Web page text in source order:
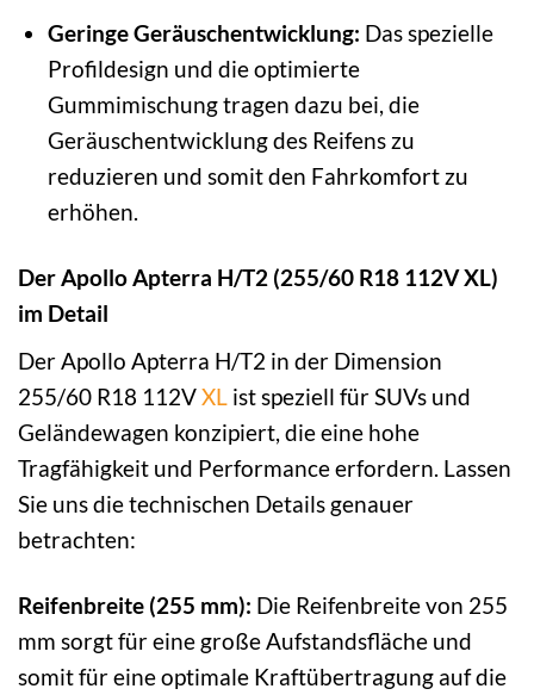
Geringe Geräuschentwicklung: Das spezielle
Profildesign und die optimierte
Gummimischung tragen dazu bei, die
Geräuschentwicklung des Reifens zu
reduzieren und somit den Fahrkomfort zu
erhöhen.
Der Apollo Apterra H/T2 (255/60 R18 112V XL)
im Detail
Der Apollo Apterra H/T2 in der Dimension
255/60 R18 112VXL ist speziell für SUVs und
Geländewagen konzipiert, die eine hohe
Tragfähigkeit und Performance erfordern. Lassen
Sie uns die technischen Details genauer
betrachten:
Reifenbreite (255 mm): Die Reifenbreite von 255
mm sorgt für eine große Aufstandsfläche und
somit für eine optimale Kraftübertragung auf die